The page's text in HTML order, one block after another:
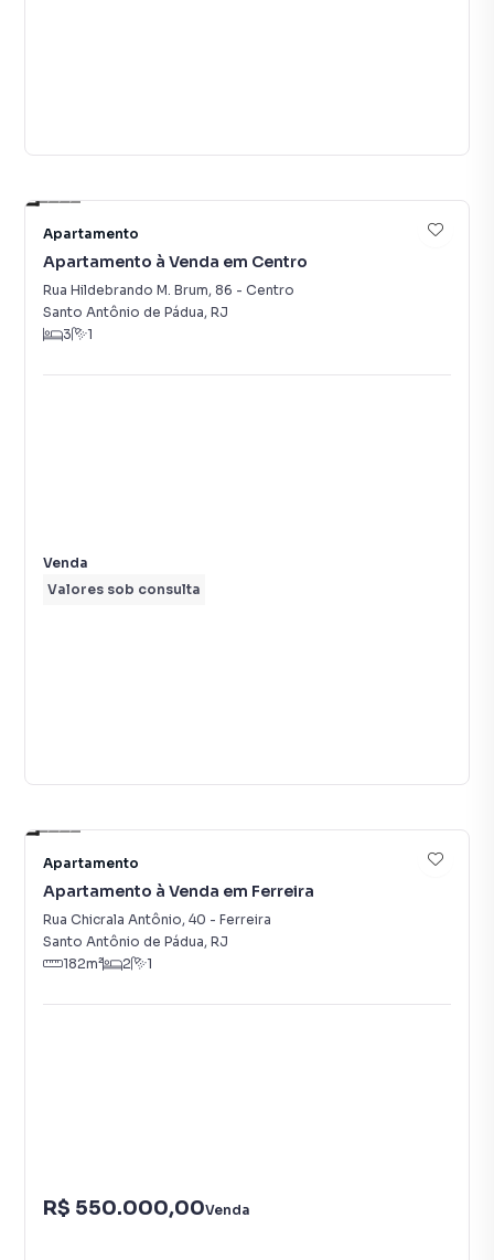
Apartamento
Apartamento à Venda em Centro
Rua Hildebrando M. Brum, 86 - Centro
Santo Antônio de Pádua, RJ
3
1
Venda
Valores sob consulta
Apartamento
Apartamento à Venda em Ferreira
Rua Chicrala Antônio, 40 - Ferreira
Santo Antônio de Pádua, RJ
182m² 2 1
R$ 550.000,00Venda